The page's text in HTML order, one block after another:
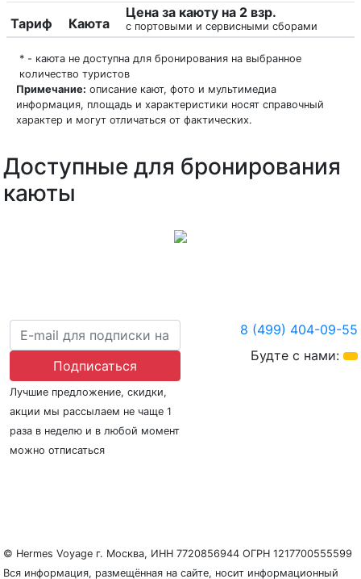
Тариф Каюта
Цена за каюту на 2 взр.
с портовыми и сервисными сборами
* - каюта не доступна для бронирования на выбранное
количество туристов
Примечание: описание кают, фото и мультимедиа
информация, площадь и характеристики носят справочный
характер и могут отличаться от фактических.
Доступные для бронирования
каюты
© Hermes Voyage г. Москва, ИНН 7720856944 ОГРН 1217700555599
Вся информация, размещённая на сайте, носит информационный
Подписаться
Лучшие предложение, скидки,
акции мы рассылаем не чаще 1
раза в неделю и в любой момент
можно отписаться
8 (499) 404-09-55
Будте с нами: